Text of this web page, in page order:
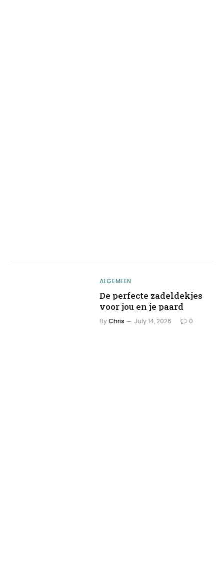
ALGEMEEN
De perfecte zadeldekjes
voor jou en je paard
ByChris July 14, 2026 0